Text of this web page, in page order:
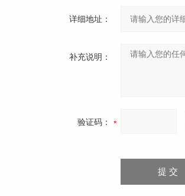
详细地址：
补充说明：
验证码：